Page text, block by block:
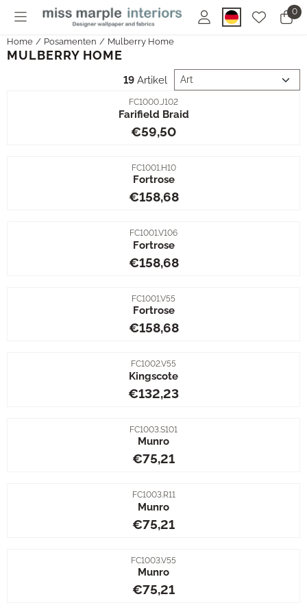
Cookie-Einstellungen sind derzeit geschlossen. 0
Home / Posamenten / Mulberry Home
MULBERRY HOME
19 Artikel Sortiermethode
Artikelnummer
FC1000.J102
Farifield Braid
Preis: 59,50
€59,50
Artikelnummer
FC1001.H10
Fortrose
Preis: 158,68
€158,68
Artikelnummer
FC1001.V106
Fortrose
Preis: 158,68
€158,68
Artikelnummer
FC1001.V55
Fortrose
Preis: 158,68
€158,68
Artikelnummer
FC1002.V55
Kingscote
Preis: 132,23
€132,23
Artikelnummer
FC1003.S101
Munro
Preis: 75,21
€75,21
Artikelnummer
FC1003.R11
Munro
Preis: 75,21
€75,21
Artikelnummer
FC1003.V55
Munro
Preis: 75,21
€75,21